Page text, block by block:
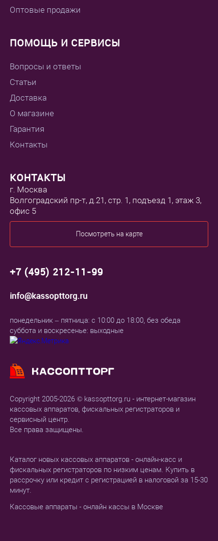
Оптовые продажи
ПОМОЩЬ И СЕРВИСЫ
Вопросы и ответы
Статьи
Доставка
О магазине
Гарантия
Контакты
Copyright 2005-2026 © kassopttorg.ru - интернет-магазин
кассовых аппаратов, фискальных регистраторов и
сервисный центр.
Все права защищены.
Каталог новых кассовых аппаратов - онлайн-касс и
фискальных регистраторов по низким ценам. Купить в
рассрочку или кредит с регистрацией в налоговой за 15-30
минут.
Кассовые аппараты - онлайн кассы в Москве
КОНТАКТЫ
г. Москва
Волгоградский пр-т, д.21, стр. 1, подъезд 1, этаж 3,
офис 5
Посмотреть на карте
+7 (495) 212-11-99
info@kassopttorg.ru
понедельник – пятница: с 10:00 до 18:00, без обеда
суббота и воскресенье: выходные